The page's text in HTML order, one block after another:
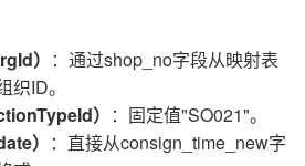
） ：通过shop_no字段从映射表
织ID。
） ：固定值"SO021"。
） ：直接从consign_time_new字